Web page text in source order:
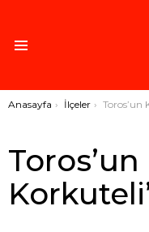
Buradasınız:
Anasayfa İlçeler Toros’un Kaşifleri